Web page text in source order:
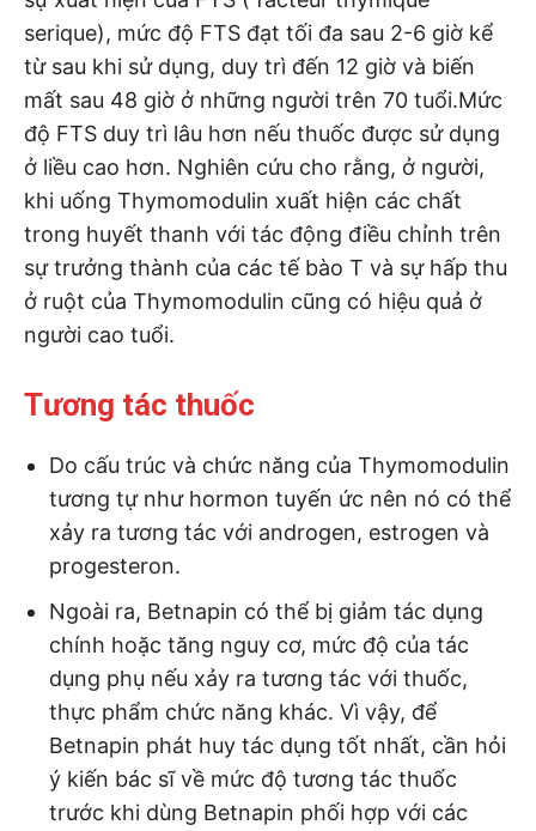
serique), mức độ FTS đạt tối đa sau 2-6 giờ kể
từ sau khi sử dụng, duy trì đến 12 giờ và biến
mất sau 48 giờ ở những người trên 70 tuổi.Mức
độ FTS duy trì lâu hơn nếu thuốc được sử dụng
ở liều cao hơn. Nghiên cứu cho rằng, ở người,
khi uống Thymomodulin xuất hiện các chất
trong huyết thanh với tác động điều chỉnh trên
sự trưởng thành của các tế bào T và sự hấp thu
ở ruột của Thymomodulin cũng có hiệu quả ở
người cao tuổi.
Tương tác thuốc
Do cấu trúc và chức năng của Thymomodulin
tương tự như hormon tuyến ức nên nó có thể
xảy ra tương tác với androgen, estrogen và
progesteron.
Ngoài ra, Betnapin có thể bị giảm tác dụng
chính hoặc tăng nguy cơ, mức độ của tác
dụng phụ nếu xảy ra tương tác với thuốc,
thực phẩm chức năng khác. Vì vậy, để
Betnapin phát huy tác dụng tốt nhất, cần hỏi
ý kiến bác sĩ về mức độ tương tác thuốc
trước khi dùng Betnapin phối hợp với các